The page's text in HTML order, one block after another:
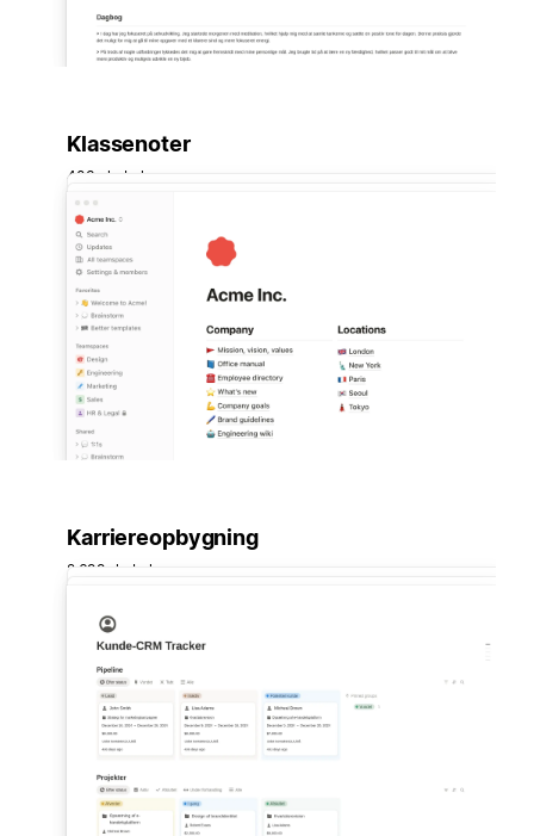
Klassenoter
403 skabeloner
Karriereopbygning
2.699 skabeloner